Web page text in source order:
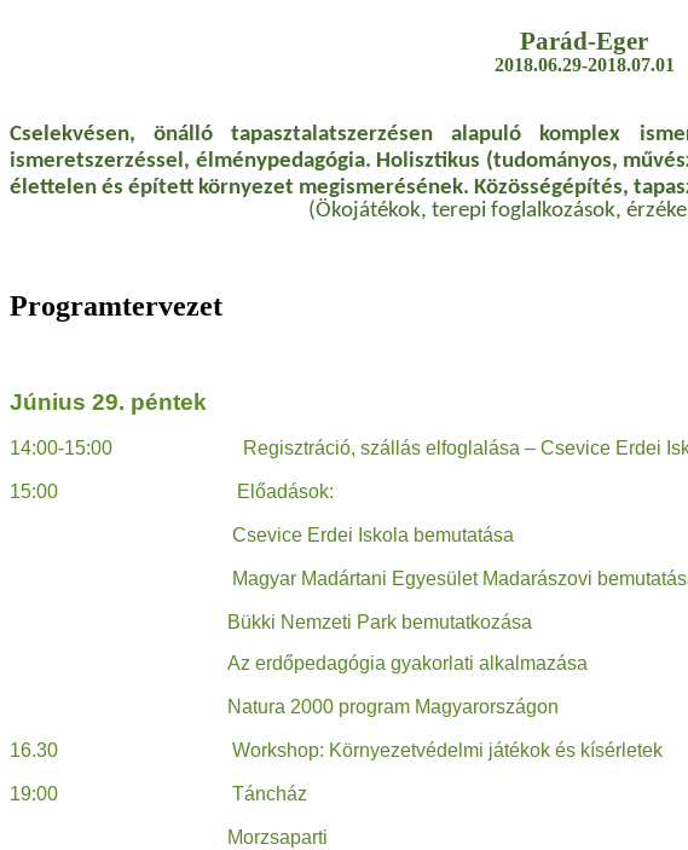
Parád-Eger
2018.06.29-2018.07.01
Cselekvésen, önálló tapasztalatszerzésen alapuló komplex
ismeretszerzéssel, élménypedagógia. Holisztikus (tudományos,
élettelen és épített környezet megismerésének. Közösségépítés,
(Ökojátékok, terepi foglalkozások,
Programtervezet
Június 29. péntek
14:00-15:00 Regisztráció, szállás elfoglalása – Csevice Erdei
15:00 Előadások:
Csevice Erdei Iskola bemutatása
Magyar Madártani Egyesület Madarászovi
Bükki Nemzeti Park bemutatkozása
Az erdőpedagógia gyakorlati alkalmazása
Natura 2000 program Magyarországon
16.30 Workshop: Környezetvédelmi játékok és kísérletek
19:00 Táncház
Morzsaparti